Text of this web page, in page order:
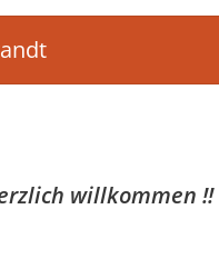
willkommen !!